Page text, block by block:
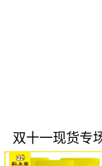
双十一现货专